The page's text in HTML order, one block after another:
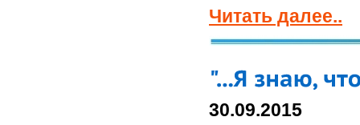
Читать далее..
30.09.2015